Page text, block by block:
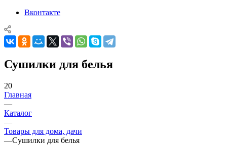
Вконтакте
Сушилки для белья
20
Главная
—
Каталог
—
Товары для дома, дачи
—Сушилки для белья